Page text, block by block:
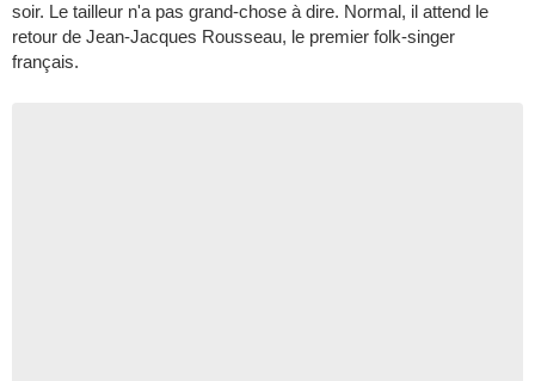
soir. Le tailleur n'a pas grand-chose à dire. Normal, il attend le
retour de Jean-Jacques Rousseau, le premier folk-singer
français.